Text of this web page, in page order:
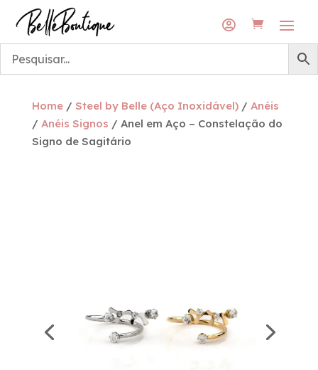

Home/ Steel by Belle (Aço Inoxidável)/ Anéis
/ Anéis Signos / Anel em Aço – Constelação do
Signo de Sagitário